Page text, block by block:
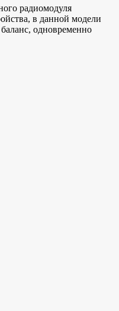
радиомодуля
в данной модели
одновременно